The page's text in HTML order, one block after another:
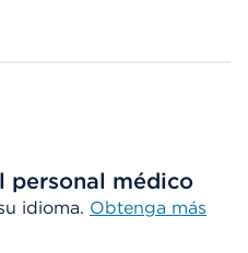
personal médico
idioma. Obtenga más